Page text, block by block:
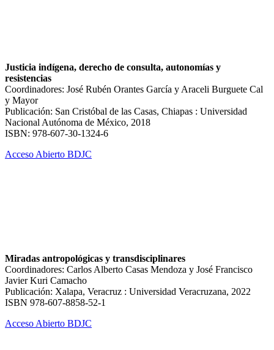
Justicia indígena, derecho de consulta, autonomías y
resistencias
Coordinadores: José Rubén Orantes García y Araceli Burguete Cal
y Mayor
Publicación: San Cristóbal de las Casas, Chiapas : Universidad
Nacional Autónoma de México, 2018
ISBN: 978-607-30-1324-6
Acceso Abierto BDJC
Miradas antropológicas y transdisciplinares
Coordinadores: Carlos Alberto Casas Mendoza y José Francisco
Javier Kuri Camacho
Publicación: Xalapa, Veracruz : Universidad Veracruzana, 2022
ISBN 978-607-8858-52-1
Acceso Abierto BDJC